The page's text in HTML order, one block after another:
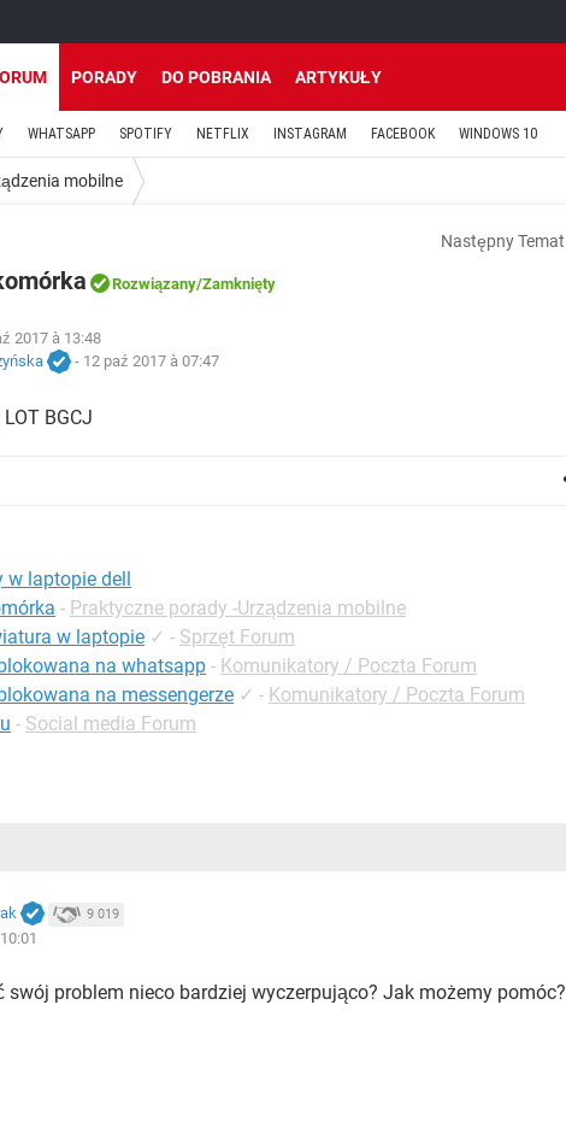
PORADY DO POBRANIA ARTYKUŁY
WHATSAPP SPOTIFY NETFLIX INSTAGRAM FACEBOOK WINDOWS 10
mobilne
Następny Temat
Rozwiązany/Zamknięty
2017 à 13:48
- 12 paź 2017 à 07:47
BGCJ
w laptopie dell
- Praktyczne porady -Urządzenia mobilne
w laptopie ✓ - Sprzęt Forum
na whatsapp - Komunikatory / Poczta Forum
na messengerze ✓ - Komunikatory / Poczta Forum
- Social media Forum
9 019
swój problem nieco bardziej wyczerpująco? Jak możemy pomóc?